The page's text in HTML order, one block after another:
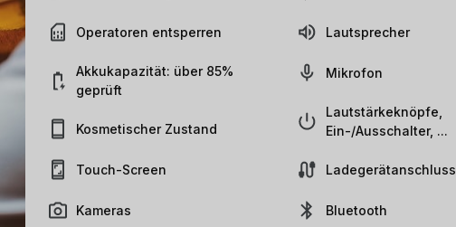
Operatoren entsperren
Akkukapazität: über 85%
geprüft
Kosmetischer Zustand
Touch-Screen
Kameras
Lautsprecher
Mikrofon
Lautstärkeknöpfe,
Ein-/Ausschalter, ...
Ladegerätanschluss
Bluetooth